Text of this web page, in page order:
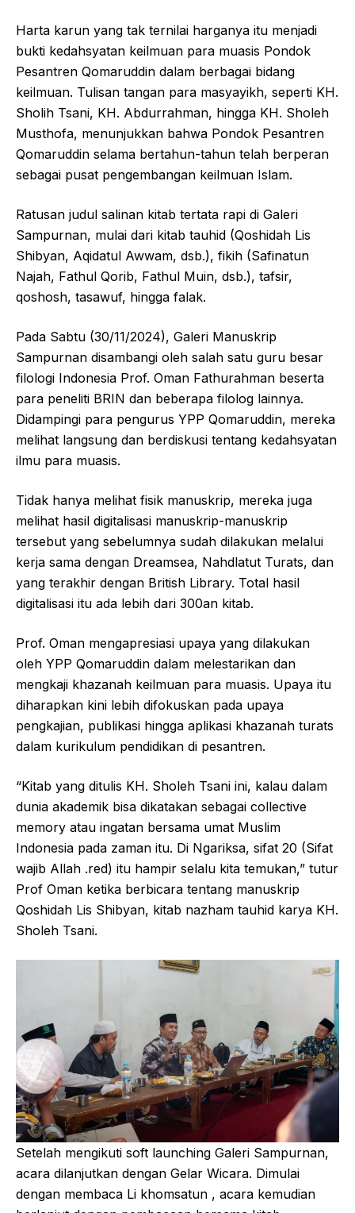
Harta karun yang tak ternilai harganya itu menjadi
bukti kedahsyatan keilmuan para muasis Pondok
Pesantren Qomaruddin dalam berbagai bidang
keilmuan. Tulisan tangan para masyayikh, seperti KH.
Sholih Tsani, KH. Abdurrahman, hingga KH. Sholeh
Musthofa, menunjukkan bahwa Pondok Pesantren
Qomaruddin selama bertahun-tahun telah berperan
sebagai pusat pengembangan keilmuan Islam.
Ratusan judul salinan kitab tertata rapi di Galeri
Sampurnan, mulai dari kitab tauhid (Qoshidah Lis
Shibyan, Aqidatul Awwam, dsb.), fikih (Safinatun
Najah, Fathul Qorib, Fathul Muin, dsb.), tafsir,
qoshosh, tasawuf, hingga falak.
Pada Sabtu (30/11/2024), Galeri Manuskrip
Sampurnan disambangi oleh salah satu guru besar
filologi Indonesia Prof. Oman Fathurahman beserta
para peneliti BRIN dan beberapa filolog lainnya.
Didampingi para pengurus YPP Qomaruddin, mereka
melihat langsung dan berdiskusi tentang kedahsyatan
ilmu para muasis.
Tidak hanya melihat fisik manuskrip, mereka juga
melihat hasil digitalisasi manuskrip-manuskrip
tersebut yang sebelumnya sudah dilakukan melalui
kerja sama dengan Dreamsea, Nahdlatut Turats, dan
yang terakhir dengan British Library. Total hasil
digitalisasi itu ada lebih dari 300an kitab.
Prof. Oman mengapresiasi upaya yang dilakukan
oleh YPP Qomaruddin dalam melestarikan dan
mengkaji khazanah keilmuan para muasis. Upaya itu
diharapkan kini lebih difokuskan pada upaya
pengkajian, publikasi hingga aplikasi khazanah turats
dalam kurikulum pendidikan di pesantren.
“Kitab yang ditulis KH. Sholeh Tsani ini, kalau dalam
dunia akademik bisa dikatakan sebagai collective
memory atau ingatan bersama umat Muslim
Indonesia pada zaman itu. Di Ngariksa, sifat 20 (Sifat
wajib Allah .red) itu hampir selalu kita temukan,” tutur
Prof Oman ketika berbicara tentang manuskrip
Qoshidah Lis Shibyan, kitab nazham tauhid karya KH.
Sholeh Tsani.
Setelah mengikuti soft launching Galeri Sampurnan,
acara dilanjutkan dengan Gelar Wicara. Dimulai
dengan membaca Li khomsatun , acara kemudian